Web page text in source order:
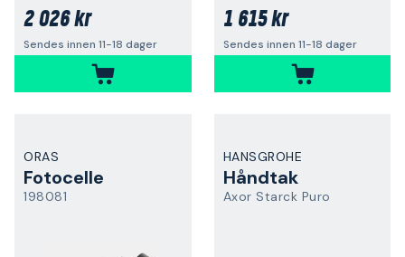
2 026 kr
Sendes innen 11-18 dager
1 615 kr
Sendes innen 11-18 dager
ORAS
Fotocelle
198081
HANSGROHE
Håndtak
Axor Starck Puro